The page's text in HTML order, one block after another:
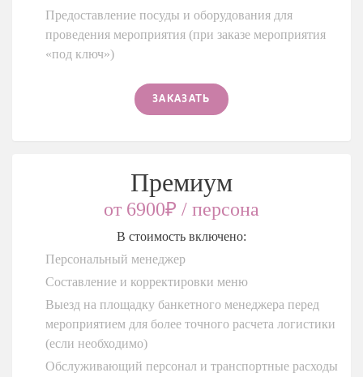
Предоставление посуды и оборудования для
проведения мероприятия (при заказе мероприятия
«под ключ»)
ЗАКАЗАТЬ
Премиум
от 6900₽ / персона
В стоимость включено:
Персональный менеджер
Составление и корректировки меню
Выезд на площадку банкетного менеджера перед
мероприятием для более точного расчета логистики
(если необходимо)
Обслуживающий персонал и транспортные расходы